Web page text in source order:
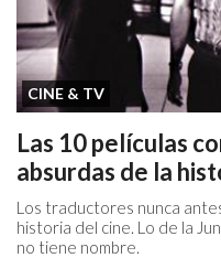
CINE & TV
Las 10 películas
absurdas de la
Los traductores nunca
historia del cine. Lo de la
no tiene nombre.